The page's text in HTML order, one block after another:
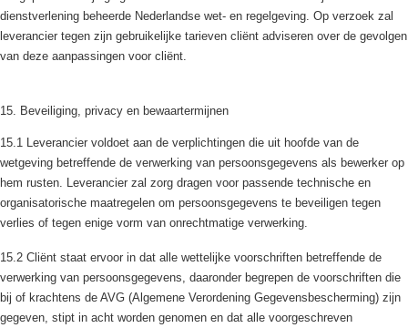
dienstverlening beheerde Nederlandse wet- en regelgeving. Op verzoek zal
leverancier tegen zijn gebruikelijke tarieven cliënt adviseren over de gevolgen
van deze aanpassingen voor cliënt.
15. Beveiliging, privacy en bewaartermijnen
15.1 Leverancier voldoet aan de verplichtingen die uit hoofde van de
wetgeving betreffende de verwerking van persoonsgegevens als bewerker op
hem rusten. Leverancier zal zorg dragen voor passende technische en
organisatorische maatregelen om persoonsgegevens te beveiligen tegen
verlies of tegen enige vorm van onrechtmatige verwerking.
15.2 Cliënt staat ervoor in dat alle wettelijke voorschriften betreffende de
verwerking van persoonsgegevens, daaronder begrepen de voorschriften die
bij of krachtens de AVG (Algemene Verordening Gegevensbescherming) zijn
gegeven, stipt in acht worden genomen en dat alle voorgeschreven